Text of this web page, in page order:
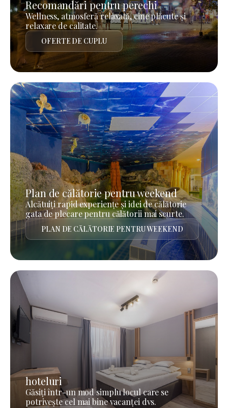
Recomandări pentru perechi
Wellness, atmosferă relaxată, cine plăcute și
relaxare de calitate.
OFERTE DE CUPLU
Plan de călătorie pentru weekend
Alcătuiți rapid experiențe și idei de călătorie
gata de plecare pentru călătorii mai scurte.
PLAN DE CĂLĂTORIE PENTRU WEEKEND
hoteluri
Găsiți într-un mod simplu locul care se
potrivește cel mai bine vacanței dvs.